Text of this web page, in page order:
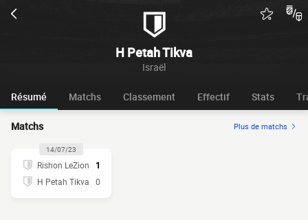
H Petah Tikva
Israël
Résumé Matchs Classement Effectif Stats
Matchs Plus de matchs
14/07/23
Rishon LeZion
1
H Petah Tikva
0